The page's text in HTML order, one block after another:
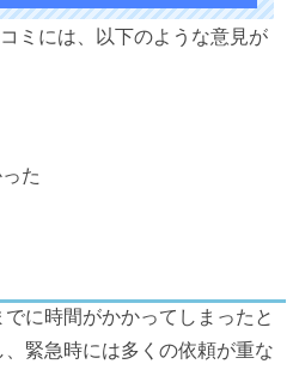
ミには、以下のような意見が
た
に時間がかかってしまったと
緊急時には多くの依頼が重な